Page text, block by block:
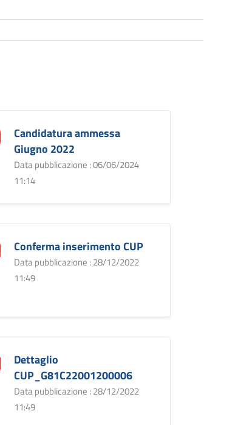
Candidatura ammessa
Giugno 2022
Data pubblicazione : 06/06/2024
11:14
Conferma inserimento CUP
Data pubblicazione : 28/12/2022
11:49
Dettaglio
CUP_G81C22001200006
Data pubblicazione : 28/12/2022
11:49